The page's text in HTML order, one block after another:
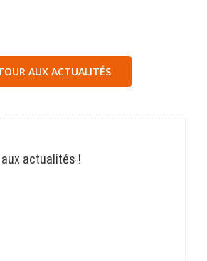
AUX ACTUALITÉS
actualités !